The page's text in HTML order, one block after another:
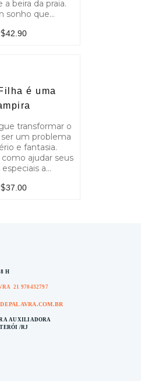
a beira da praia.
sonho que…
42.90
é uma
transformar o
um problema
e fantasia.
ajudar seus
a…
37.00
H
21 970432797
AUXILIADORA
/RJ